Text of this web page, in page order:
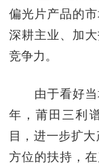
偏光片产品的
深耕主业、加
竞争力。
由于看好当
年，莆田三利
目，进一步扩
方位的扶持，